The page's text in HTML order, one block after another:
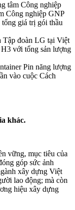
tâm Công nghiệp
Công nghiệp GNP
giá trị gói thầu
Tập đoàn LG tại Việt
với tổng sản lượng
Pin năng lượng
vào cuộc Cách
khác.
vững, mục tiêu của
góp sức ảnh
xây dựng Việt
lao động; mà còn
hiệu xây dựng